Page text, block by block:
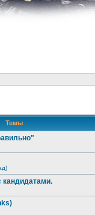
Темы
кандидатами.